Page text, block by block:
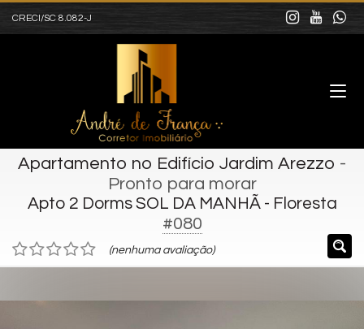
CRECI/SC 8.082-J
Apartamento no Edifício Jardim Arezzo -
Pronto para morar
Apto 2 Dorms SOL DA MANHÃ - Floresta
#080
(nenhuma avaliação)